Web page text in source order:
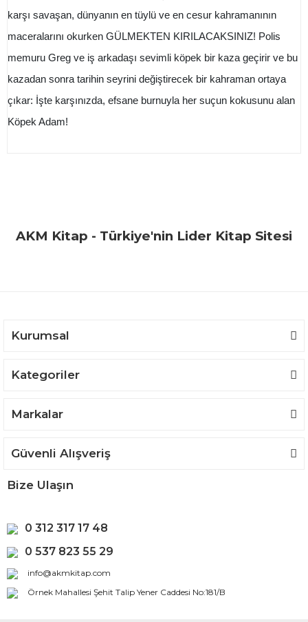
karşı savaşan, dünyanın en tüylü ve en cesur kahramanının
maceralarını okurken GÜLMEKTEN KIRILACAKSINIZ! Polis
memuru Greg ve iş arkadaşı sevimli köpek bir kaza geçirir ve bu
kazadan sonra tarihin seyrini değiştirecek bir kahraman ortaya
çıkar: İşte karşınızda, efsane burnuyla her suçun kokusunu alan
Köpek Adam!
Yorum Yaz
Ürün resmi kalitesiz, bozuk veya görüntülenemiyor.
AKM Kitap - Türkiye'nin Lider Kitap Sitesi
Kurumsal
Kategoriler
Markalar
Güvenli Alışveriş
Bize Ulaşın
0 312 317 17 48
0 537 823 55 29
info@akmkitap.com
Örnek Mahallesi Şehit Talip Yener Caddesi No:181/B